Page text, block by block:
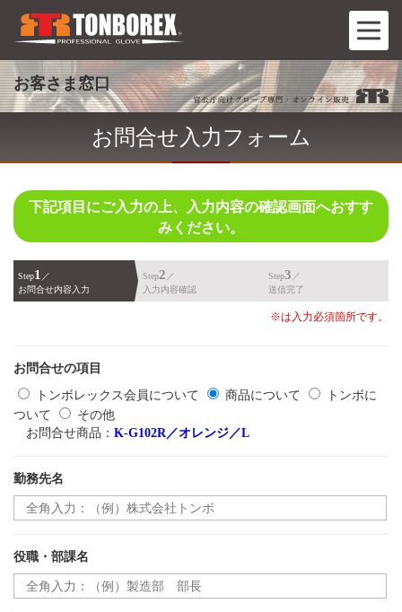
お客さま窓口
お問合せ入力フォーム
下記項目にご入力の上、入力内容の確認画面へおすす
みください。
Step1 ／
お問合せ内容入力
Step2 ／
入力内容確認
Step3 ／
送信完了
※は入力必須箇所です。
お問合せの項目
トンボレックス会員について
商品について
トンボに
ついて
その他
お問合せ商品： K-G102R／オレンジ／L
勤務先名
役職・部課名